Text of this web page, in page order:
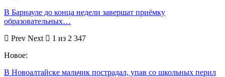
В Барнауле до конца недели завершат приёмку
образовательных…
Prev Next
1 из 2 347
Новое:
В Новоалтайске мальчик пострадал, упав со школьных перил